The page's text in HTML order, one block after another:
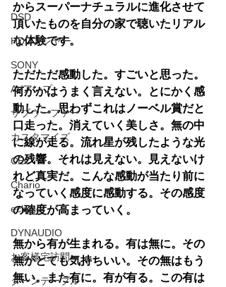
DSD
HDDプレヤー
SONY
AVアンプ
サブウーファー
カスタマイズ
CEC
Chario
eclipse
DYNAUDIO
お客様宅訪問
ターンテーブル
からスーパーナチュラルに進化させて
頂いたものを自分の家で聴いたリアル
な体験です。
ただただ感動した。すごいと思った。
何がかはうまく言えない。とにかく感
動した。思わずこれはノーベル賞だと
口走った。消えていく美しさ。無の中
に線が走る。流れ星が残したような光
の残響。それは見えない。見えないけ
れど真実だ。こんな感動が当たり前に
なっていく感度に感動する。その感度
の確度が高まっていく。
無から有が生まれる。有は無に。その
無がとても気持ちいい。その無はもう
無い。また有に。有が有る。この有は